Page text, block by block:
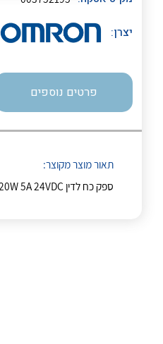
לכל מוצרי היצרן
לכל מוצרי היצרן
יצרן:
פרטים נוספים
תאור מוצר מקוצר:
ספק כח לדין OM S8VK-S12024 120W 5A 24VDC